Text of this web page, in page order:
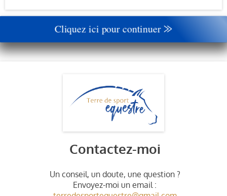
Cliquez ici pour continuer ⨠
Contactez-moi
Un conseil, un doute, une question ?
Envoyez-moi un email :